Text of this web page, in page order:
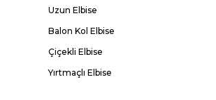
Uzun Elbise
Balon Kol Elbise
Çiçekli Elbise
Yırtmaçlı Elbise